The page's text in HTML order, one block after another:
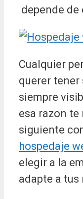
depende de
Cualquier
querer tener
siempre
esa razon te
siguiente
hospedaje
elegir a la
adapte a tus